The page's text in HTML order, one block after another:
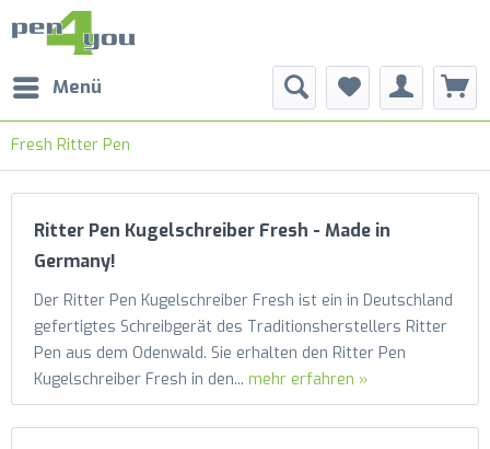
Menü
Fresh Ritter Pen
Ritter Pen Kugelschreiber Fresh - Made in
Germany!
Der Ritter Pen Kugelschreiber Fresh ist ein in Deutschland
gefertigtes Schreibgerät des Traditionsherstellers Ritter
Pen aus dem Odenwald. Sie erhalten den Ritter Pen
Kugelschreiber Fresh in den... mehr erfahren »